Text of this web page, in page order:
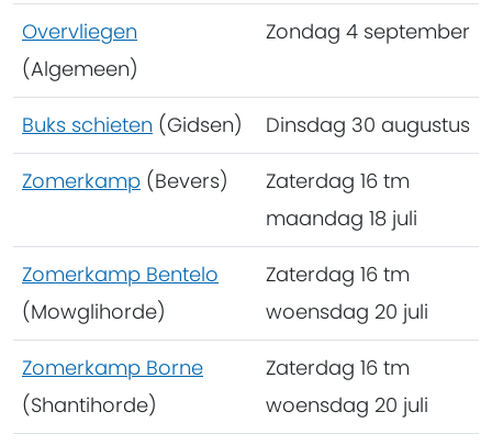
Overvliegen
(Algemeen)
Zondag 4 september
Buks schieten (Gidsen) Dinsdag 30 augustus
Zomerkamp (Bevers)
Zaterdag 16 tm
maandag 18 juli
Zomerkamp Bentelo
(Mowglihorde)
Zaterdag 16 tm
woensdag 20 juli
Zomerkamp Borne
(Shantihorde)
Zaterdag 16 tm
woensdag 20 juli